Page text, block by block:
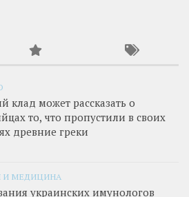
клад может рассказать о
то, что пропустили в своих
древние греки
И МЕДИЦИНА
украинских имунологов